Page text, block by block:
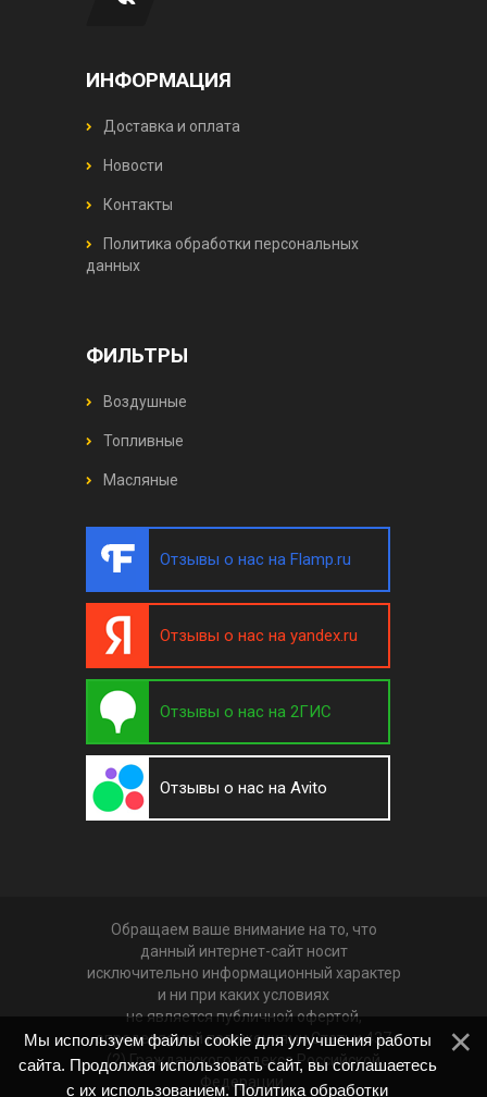
ИНФОРМАЦИЯ
Доставка и оплата
Новости
Контакты
Политика обработки персональных
данных
ФИЛЬТРЫ
Воздушные
Топливные
Масляные
Отзывы о нас на Flamp.ru
Отзывы о нас на yandex.ru
Отзывы о нас на 2ГИС
Отзывы о нас на Avito
Обращаем ваше внимание на то, что
данный интернет-сайт носит
исключительно информационный характер
и ни при каких условиях
не является публичной офертой,
определяемой положениями Статьи 437
(2) Гражданского кодекса Российской
Федерации.
Мы используем файлы cookie для улучшения работы
сайта. Продолжая использовать сайт, вы соглашаетесь
с их использованием.Политика обработки